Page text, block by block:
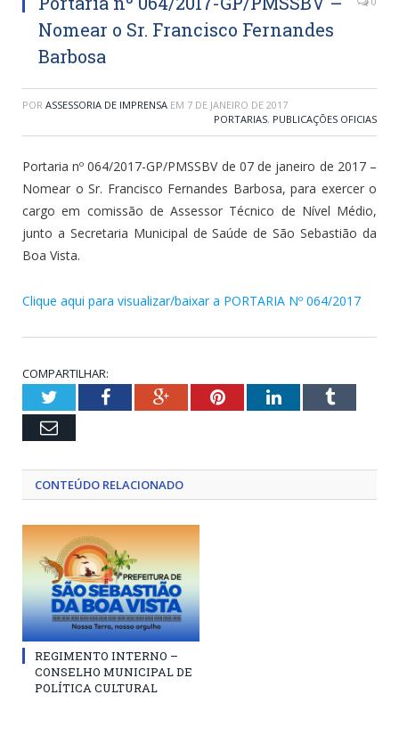
Nomear o Sr. Francisco Fernandes
Barbosa
POR ASSESSORIA DE IMPRENSA EM 7 DE JANEIRO DE 2017
PORTARIAS, PUBLICAÇÕES OFICIAS
Portaria nº 064/2017-GP/PMSSBV de 07 de janeiro de 2017 –
Nomear o Sr. Francisco Fernandes Barbosa, para exercer o
cargo em comissão de Assessor Técnico de Nível Médio,
junto a Secretaria Municipal de Saúde de São Sebastião da
Boa Vista.
Clique aqui para visualizar/baixar a PORTARIA Nº 064/2017
COMPARTILHAR:
TwitterFacebookGoogle+PinterestLinkedInTumblr
Email
CONTEÚDO RELACIONADO
REGIMENTO INTERNO –
CONSELHO MUNICIPAL DE
POLÍTICA CULTURAL